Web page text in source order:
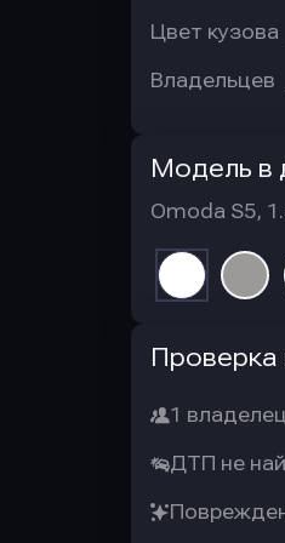
Цвет кузова
Владельцев
Модель в
Omoda S5,
Проверка
1
ДТП не